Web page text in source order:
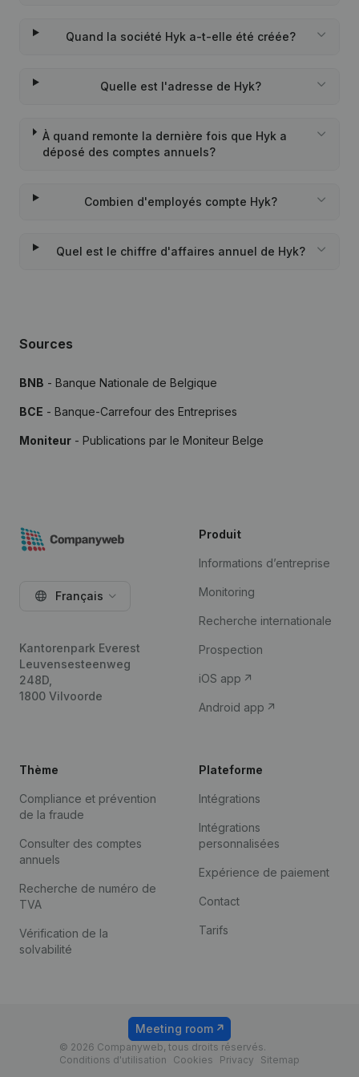
Quand la société Hyk a-t-elle été créée?
Quelle est l'adresse de Hyk?
À quand remonte la dernière fois que Hyk a
déposé des comptes annuels?
Combien d'employés compte Hyk?
Quel est le chiffre d'affaires annuel de Hyk?
Sources
BNB - Banque Nationale de Belgique
BCE - Banque-Carrefour des Entreprises
Moniteur - Publications par le Moniteur Belge
Français
Kantorenpark Everest
Leuvensesteenweg
248D,
1800 Vilvoorde
Produit
Informations d’entreprise
Monitoring
Recherche internationale
Prospection
iOS app
Android app
Thème
Compliance et prévention
de la fraude
Consulter des comptes
annuels
Recherche de numéro de
TVA
Vérification de la
solvabilité
Plateforme
Intégrations
Intégrations
personnalisées
Expérience de paiement
Contact
Tarifs
© 2026 Companyweb, tous droits réservés.
Conditions d'utilisation
Cookies Privacy Sitemap
Meeting room